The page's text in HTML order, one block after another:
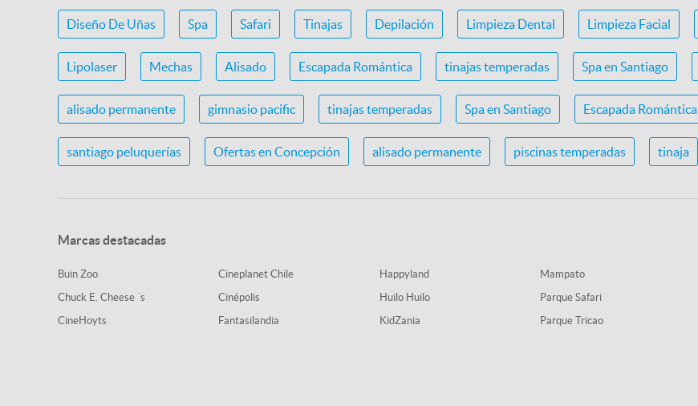
Diseño De Uñas Spa Safari Tinajas Depilación Limpieza Dental Limpieza Facial
Lipolaser Mechas Alisado Escapada Romántica tinajas temperadas Spa en Santiago
alisado permanente gimnasio pacific tinajas temperadas Spa en Santiago Escapada Romántica
santiago peluquerías Ofertas en Concepción alisado permanente piscinas temperadas tinaja
Marcas destacadas
Buin Zoo
Chuck E. Cheese ´s
CineHoyts
Cineplanet Chile
Cinépolis
Fantasilandia
Happyland
Huilo Huilo
KidZania
Mampato
Parque Safari
Parque Tricao